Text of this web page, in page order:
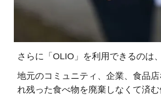
さらに「OLIO」を利用できるのは
地元のコミュニティ、企業、食品
れ残った食べ物を廃棄しなくて済む